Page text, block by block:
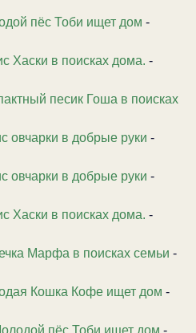
пёс Тоби ищет дом -
Хаски в поисках дома. -
песик Гоша в поисках
овчарки в добрые руки -
овчарки в добрые руки -
Хаски в поисках дома. -
Марфа в поисках семьи -
Кошка Кофе ищет дом -
пёс Тоби ищет дом -